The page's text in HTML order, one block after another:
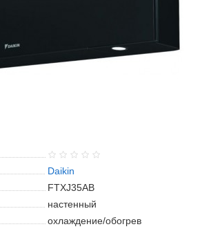
Daikin
FTXJ35AB
настенный
охлаждение/обогрев